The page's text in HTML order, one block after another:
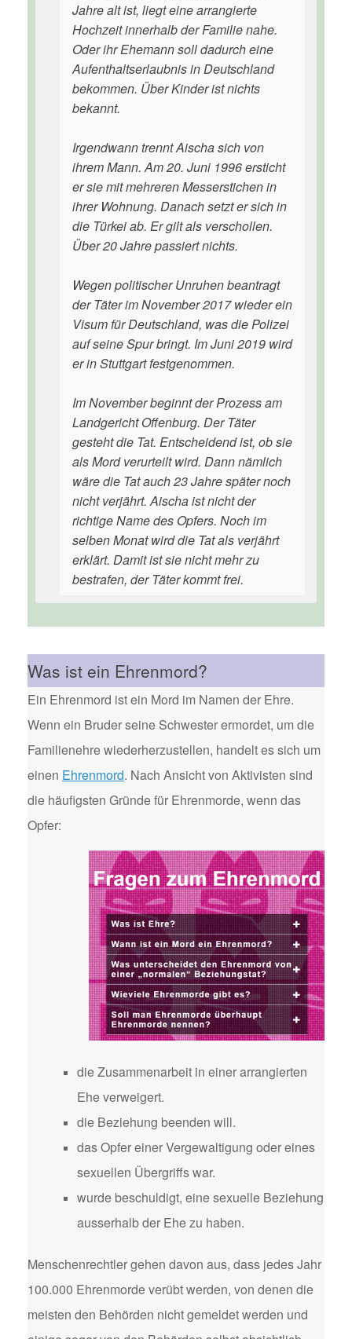
Jahre alt ist, liegt eine arrangierte
Hochzeit innerhalb der Familie nahe.
Oder ihr Ehemann soll dadurch eine
Aufenthaltserlaubnis in Deutschland
bekommen. Über Kinder ist nichts
bekannt.
Irgendwann trennt Aischa sich von
ihrem Mann. Am 20. Juni 1996 ersticht
er sie mit mehreren Messerstichen in
ihrer Wohnung. Danach setzt er sich in
die Türkei ab. Er gilt als verschollen.
Über 20 Jahre passiert nichts.
Wegen politischer Unruhen beantragt
der Täter im November 2017 wieder ein
Visum für Deutschland, was die Polizei
auf seine Spur bringt. Im Juni 2019 wird
er in Stuttgart festgenommen.
Im November beginnt der Prozess am
Landgericht Offenburg. Der Täter
gesteht die Tat. Entscheidend ist, ob sie
als Mord verurteilt wird. Dann nämlich
wäre die Tat auch 23 Jahre später noch
nicht verjährt. Aischa ist nicht der
richtige Name des Opfers. Noch im
selben Monat wird die Tat als verjährt
erklärt. Damit ist sie nicht mehr zu
bestrafen, der Täter kommt frei.
Was ist ein Ehrenmord?
Ein Ehrenmord ist ein Mord im Namen der Ehre.
Wenn ein Bruder seine Schwester ermordet, um die
Familienehre wiederherzustellen, handelt es sich um
einen Ehrenmord. Nach Ansicht von Aktivisten sind
die häufigsten Gründe für Ehrenmorde, wenn das
Opfer:
die Zusammenarbeit in einer arrangierten
Ehe verweigert.
die Beziehung beenden will.
das Opfer einer Vergewaltigung oder eines
sexuellen Übergriffs war.
wurde beschuldigt, eine sexuelle Beziehung
ausserhalb der Ehe zu haben.
Menschenrechtler gehen davon aus, dass jedes Jahr
100.000 Ehrenmorde verübt werden, von denen die
meisten den Behörden nicht gemeldet werden und